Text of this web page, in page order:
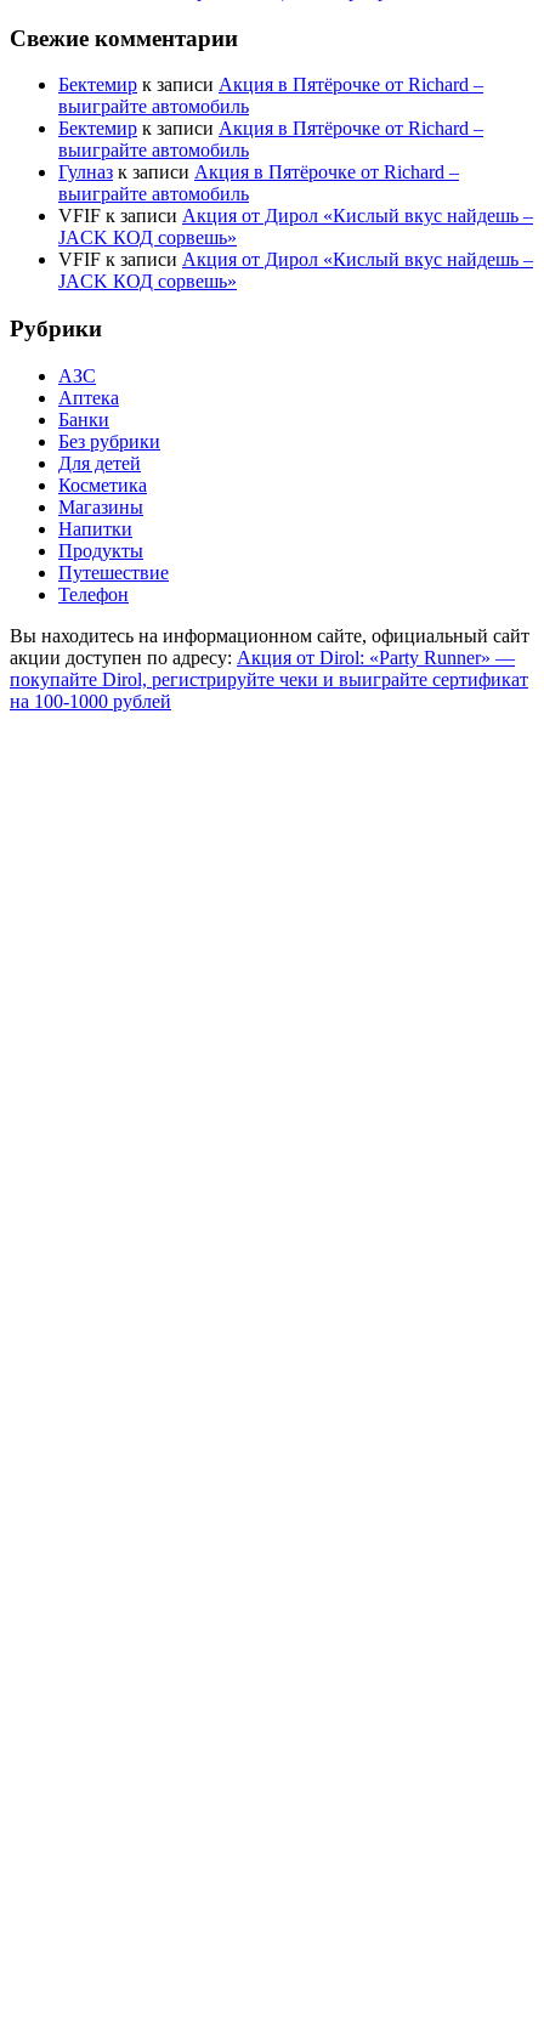
Свежие комментарии
Бектемир к записи Акция в Пятёрочке от Richard –
выиграйте автомобиль
Бектемир к записи Акция в Пятёрочке от Richard –
выиграйте автомобиль
Гулназ к записи Акция в Пятёрочке от Richard –
выиграйте автомобиль
VFIF к записи Акция от Дирол «Кислый вкус найдешь –
JACK КОД сорвешь»
VFIF к записи Акция от Дирол «Кислый вкус найдешь –
JACK КОД сорвешь»
Рубрики
АЗС
Аптека
Банки
Без рубрики
Для детей
Косметика
Магазины
Напитки
Продукты
Путешествие
Телефон
Вы находитесь на информационном сайте, официальный сайт
акции доступен по адресу: Акция от Dirol: «Party Runner» —
покупайте Dirol, регистрируйте чеки и выиграйте сертификат
на 100-1000 рублей